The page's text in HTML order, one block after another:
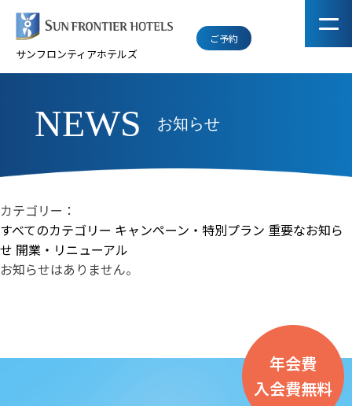
サンフロンティアホテルズ
ご予約
NEWS お知らせ
カテゴリー：
すべてのカテゴリー キャンペーン・特別プラン 重要なお知ら
せ 開業・リニューアル
お知らせはありません。
年会費
入会費無料